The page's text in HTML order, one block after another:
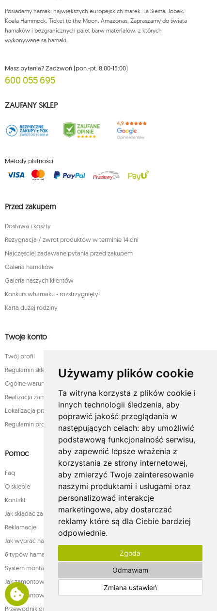
Używamy plików cookie
Ta witryna korzysta z plików cookie i
innych technologii śledzenia, aby
poprawić jakość przeglądania w
następujących celach: aby umożliwić
podstawową funkcjonalność serwisu,
aby zapewnić lepsze wrażenia z
korzystania ze strony internetowej,
aby zmierzyć Twoje zainteresowanie
naszymi produktami i usługami oraz
personalizować interakcje
marketingowe, aby dostarczać
reklamy które są dla Ciebie bardziej
odpowiednie.
Zgoda
Odmawiam
Zmiana ustawień
Więcej informacji: www.mouton.pl/ODO
Posiadamy hamaki największych europejskich marek: La Siesta, Jobek,
Koala Hammock, Ticket to the Moon, Amazonas. Zapraszamy do świata
hamaków i bezgranicznych palet barw materiałów, z których
wykonywane są hamaki.
Masz pytania? Zadzwoń (pon.-pt. 8:00-15:00)
600 055 695
ZAUFANY SKLEP
Metody płatności
Przed zakupem
Dostawa i koszty
Rezygnacja / zwrot produktów w terminie 14 dni
Najczęściej zadawane pytania przed zakupem
Galeria hamaków
Galeria naszych klientów
Konkurs whamaku - rozstrzygnięty!
Karta dużej rodziny
Twoje konto
Twój profil
Regulamin sklepu internetowego whamaku.pl
Ogólne warunki sprzedaży
Realizacja zamówienia
Lokalizacja przesyłki
Regulamin programu lojalnościowego
Pomoc
Faq
O sklepie
Kontakt
Jak składać zamówienia w sklepie whamaku.pl?
Reklamacje
Jak wybrać hamak
6 typów hamaków
System montażu
Jak zamontować fotel
Jak zamontować hamak
Przewodnik do hamaków